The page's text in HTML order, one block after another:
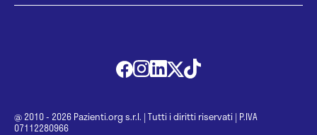
@ 2010 - 2026 Pazienti.org s.r.l. | Tutti i diritti riservati | P.IVA
07112280966